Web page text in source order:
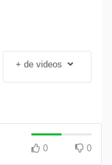
industriel
+ de videos
0 0